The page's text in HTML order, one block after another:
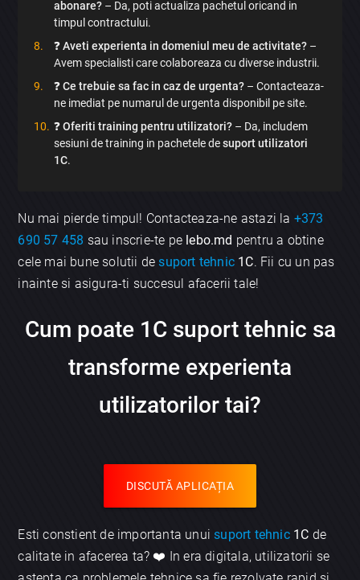
abonare? – Da, poti actualiza pachetul oricand in
timpul contractului.
❓Aveti experienta in domeniul meu de activitate? –
Avem specialisti care colaboreaza cu diverse industrii.
❓Ce trebuie sa fac in caz de urgenta? – Contacteaza-
ne imediat pe numarul de urgenta disponibil pe site.
❓Oferiti training pentru utilizatori? – Da, includem
sesiuni de training in pachetele desuport utilizatori
1C.
Nu mai pierde timpul! Contacteaza-ne astazi la +373
690 57 458 sau inscrie-te pe lebo.md pentru a obtine
cele mai bune solutii desuport tehnic 1C. Fii cu un pas
inainte si asigura-ti succesul afacerii tale!
Cum poate 1C suport tehnic sa
transforme experienta
utilizatorilor tai?
DISCUTĂ APLICAȚIA
Esti constient de importanta unuisuport tehnic1C de
calitate in afacerea ta? ❤️ In era digitala, utilizatorii se